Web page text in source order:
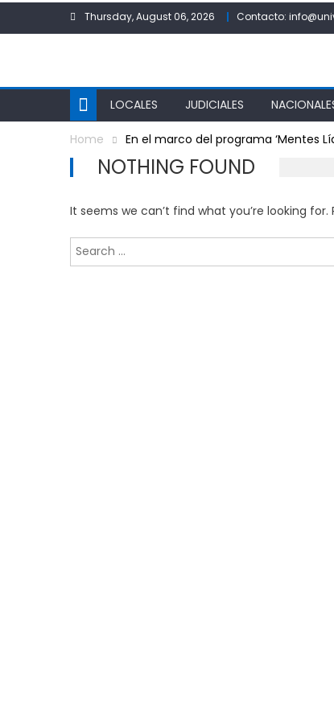
Thursday, August 06, 2026 Contacto:
LOCALES JUDICIALES
Home En el marco del programa ‘Mentes
NOTHING FOUND
It seems we can’t find what you’re looking